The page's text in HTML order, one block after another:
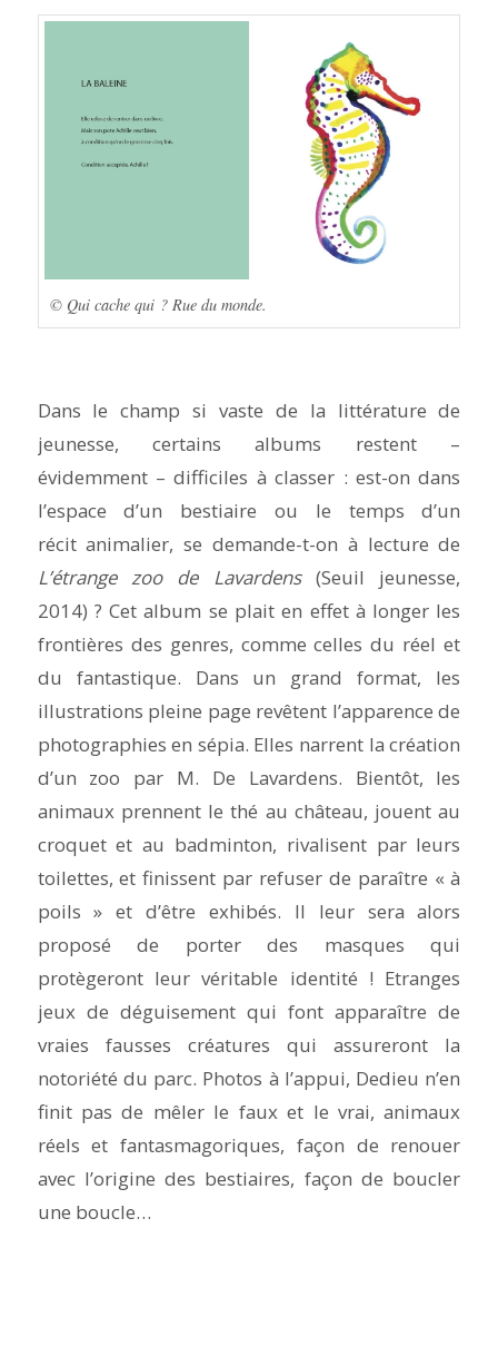
© Qui cache qui ? Rue du monde.
Dans le champ si vaste de la littérature de
jeunesse, certains albums restent –
évidemment – difficiles à classer : est-on dans
l’espace d’un bestiaire ou le temps d’un
récit animalier, se demande-t-on à lecture de
L’étrange zoo
de Lavardens(Seuil jeunesse,
2014) ? Cet album se plait en effet à longer les
frontières des genres, comme celles du réel et
du fantastique. Dans un grand format, les
illustrations pleine page revêtent l’apparence de
photographies en sépia. Elles narrent la création
d’un zoo par M. De Lavardens. Bientôt, les
animaux prennent le thé au château, jouent au
croquet et au badminton, rivalisent par leurs
toilettes, et finissent par refuser de paraître « à
poils » et d’être exhibés. Il leur sera alors
proposé de porter des masques qui
protègeront leur véritable identité ! Etranges
jeux de déguisement qui font apparaître de
vraies fausses créatures qui assureront la
notoriété du parc. Photos à l’appui, Dedieu n’en
finit pas de mêler le faux et le vrai, animaux
réels et fantasmagoriques, façon de renouer
avec l’origine des bestiaires, façon de boucler
une boucle…